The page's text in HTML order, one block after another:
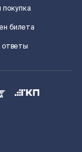
билета
ответы